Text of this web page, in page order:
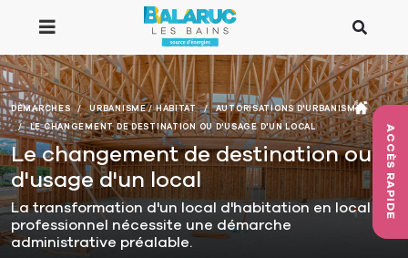
Aller au contenu principal
ACCÈS RAPIDE
DÉMARCHES URBANISME / HABITAT
AUTORISATIONS D'URBANISME
LE CHANGEMENT DE DESTINATION OU D'USAGE D'UN LOCAL
Le changement de destination ou
d'usage d'un local
La transformation d'un local d'habitation en local
professionnel nécessite une démarche
administrative préalable.